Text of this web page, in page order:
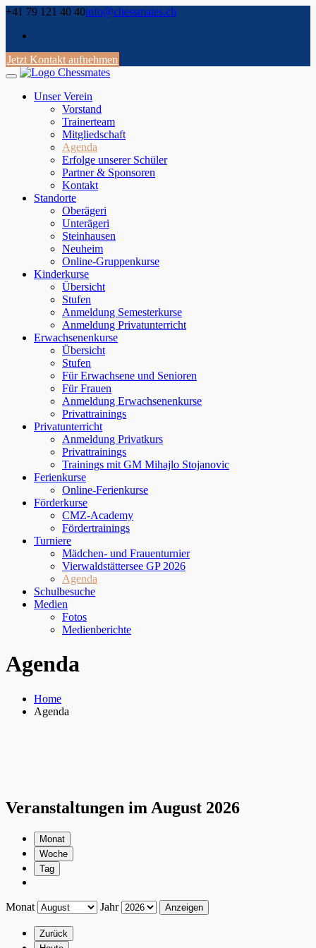
Skip
content
+41 79 121 40 40info@chessmates.ch
Jetzt Kontakt aufnehmen
Unser Verein
Vorstand
Trainerteam
Mitgliedschaft
Agenda
Erfolge unserer Schüler
Partner & Sponsoren
Kontakt
Standorte
Oberägeri
Unterägeri
Steinhausen
Neuheim
Online-Gruppenkurse
Kinderkurse
Übersicht
Stufen
Anmeldung Semesterkurse
Anmeldung Privatunterricht
Erwachsenenkurse
Übersicht
Stufen
Für Erwachsene und Senioren
Für Frauen
Anmeldung Erwachsenenkurse
Privattrainings
Privatunterricht
Anmeldung Privatkurs
Privattrainings
Trainings mit GM Mihajlo Stojanovic
Ferienkurse
Online-Ferienkurse
Förderkurse
CMZ-Academy
Fördertrainings
Turniere
Mädchen- und Frauenturnier
Vierwaldstättersee GP 2026
Agenda
Schulbesuche
Medien
Fotos
Medienberichte
Agenda
Home
Agenda
Veranstaltungen im August 2026
Monat
Woche
Tag
Monat Jahr
Zurück